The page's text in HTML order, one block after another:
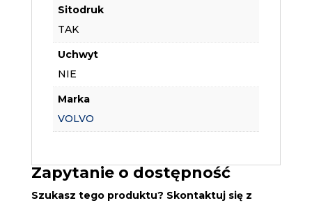
Sitodruk
TAK
Uchwyt
NIE
Marka
VOLVO
Zapytanie o dostępność
Szukasz tego produktu? Skontaktuj się z